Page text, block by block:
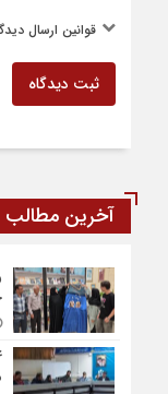
قوانین ارسال
ثبت دیدگاه
آخرین مطالب